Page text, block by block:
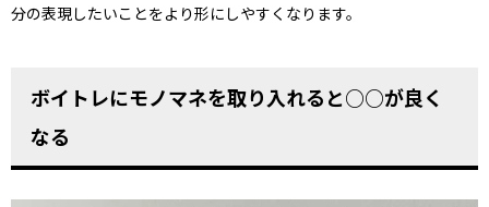
分の表現したいことをより形にしやすくなります。
ボイトレにモノマネを取り入れると○○が良く
なる